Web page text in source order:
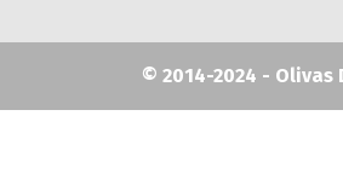
© 2014-2024 - Olivas